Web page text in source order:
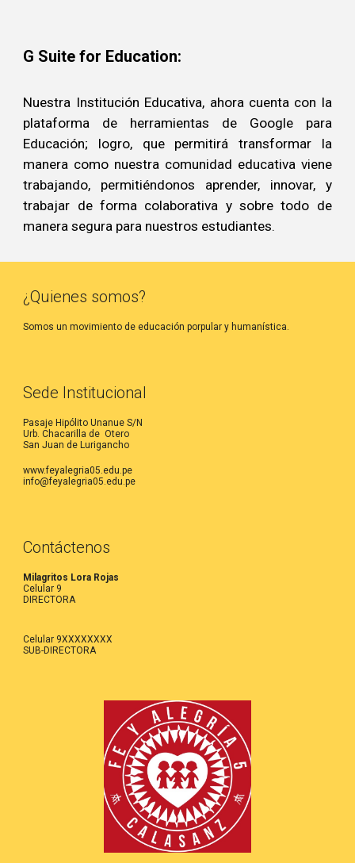
G Suite for Education:
Nuestra Institución Educativa, ahora cuenta con la
plataforma de herramientas de Google para
Educación; logro, que permitirá transformar la
manera como nuestra comunidad educativa viene
trabajando, permitiéndonos aprender, innovar, y
trabajar de forma colaborativa y sobre todo de
manera segura para nuestros estudiantes.
¿Quienes somos?
Somos un movimiento de educación porpular y humanística.
Sede Institucional
Pasaje Hipólito Unanue S/N
Urb. Chacarilla de Otero
San Juan de Lurigancho
www.feyalegria05.edu.pe
info@feyalegria05.edu.pe
Contáctenos
Milagritos Lora Rojas
Celular 9
DIRECTORA
Celular 9XXXXXXXX
SUB-DIRECTORA